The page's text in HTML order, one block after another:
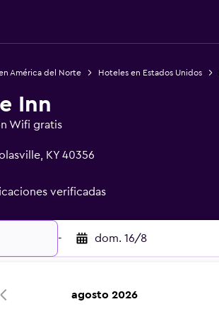
América del Norte Hoteles en Estados Unidos
Inn
Wifi gratis
KY 40356
verificadas
- dom. 16/8
agosto 2026